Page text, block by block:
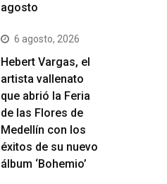
agosto
6 agosto, 2026
Hebert Vargas, el
artista vallenato
que abrió la Feria
de las Flores de
Medellín con los
éxitos de su nuevo
álbum ‘Bohemio’